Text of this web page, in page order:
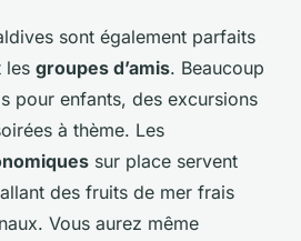
sont également parfaits
les groupes d’amis. Beaucoup
pour enfants, des excursions
à thème. Les
sur place servent
des fruits de mer frais
Vous aurez même